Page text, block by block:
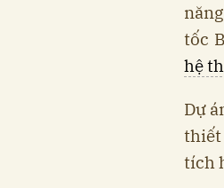
tốc
hệ
Dự
thiết
tích